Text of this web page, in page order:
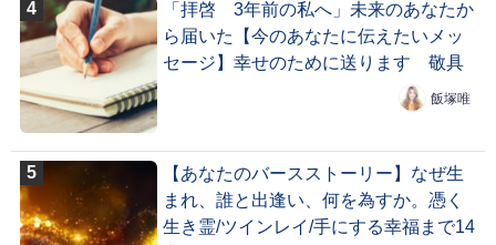
「拝啓 3年前の私へ」未来のあなたか
ら届いた【今のあなたに伝えたいメッ
セージ】幸せのために送ります 敬具
飯塚唯
【あなたのバースストーリー】なぜ生
まれ、誰と出逢い、何を為すか。憑く
生き霊/ツインレイ/手にする幸福まで14